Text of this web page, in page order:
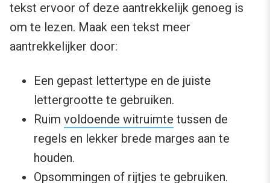
tekst ervoor of deze aantrekkelijk genoeg is
om te lezen. Maak een tekst meer
aantrekkelijker door:
Een gepast lettertype en de juiste
lettergrootte te gebruiken.
Ruim voldoende witruimte tussen de
regels en lekker brede marges aan te
houden.
Opsommingen of rijtjes te gebruiken.